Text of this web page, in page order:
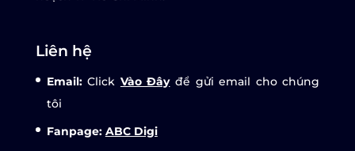
Liên hệ
Email:Click Vào Đâyđể gửi email cho chúng
tôi
Fanpage: ABC Digi